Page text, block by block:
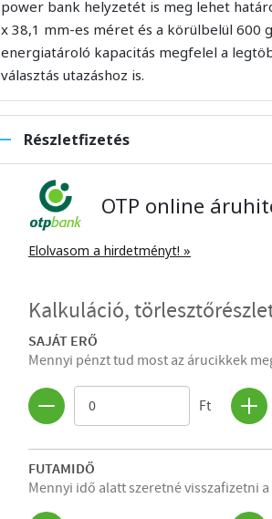
power bank helyzetét is meg lehet
x 38,1 mm-es méret és a körülbelül 600
energiatároló kapacitás megfelel a
választás utazáshoz is.
Részletfizetés
OTP online
Elolvasom a hirdetményt! »